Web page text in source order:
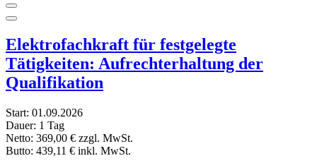
Elektrofachkraft für festgelegte
Tätigkeiten: Aufrechterhaltung der
Qualifikation
Start: 01.09.2026
Dauer: 1 Tag
Netto: 369,00 € zzgl. MwSt.
Butto: 439,11 € inkl. MwSt.